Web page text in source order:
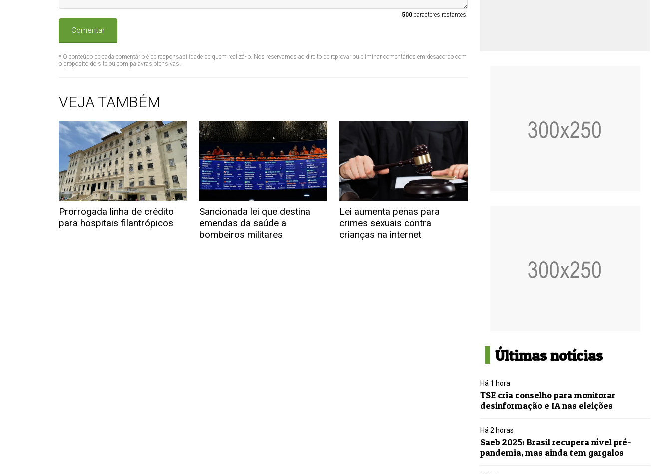
500caracteres restantes.
Comentar
* O conteúdo de cada comentário é de responsabilidade de quem realizá-lo. Nos reservamos ao direito de reprovar ou eliminar comentários em desacordo com
o propósito do site ou com palavras ofensivas.
VEJA TAMBÉM
Prorrogada linha de crédito
para hospitais filantrópicos
Sancionada lei que destina
emendas da saúde a
bombeiros militares
Lei aumenta penas para
crimes sexuais contra
crianças na internet
Últimas notícias
Há 1 hora
TSE cria conselho para monitorar
desinformação e IA nas eleições
Há 2 horas
Saeb 2025: Brasil recupera nível pré-
pandemia, mas ainda tem gargalos